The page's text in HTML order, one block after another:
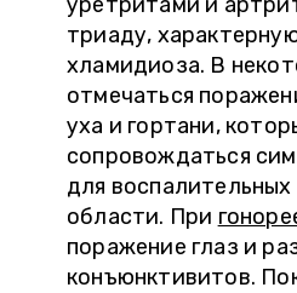
триаду,
хламидиоза. В
отмечаться
уха и гортани,
сопровождаться
для
области. При
поражение глаз и
конъюнктивитов.